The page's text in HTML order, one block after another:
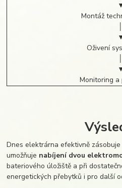
Montáž
Oživení
Monitoring a
Dnes elektrárna efektivně
umožňuje nabíjení dvou
bateriového úložiště a při
energetických přebytků i pro další